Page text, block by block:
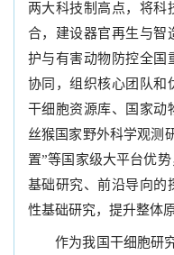
两大科技制高点，将科
合，建设器官再生与智
护与有害动物防控全国
协同，组织核心团队和
干细胞资源库、国家动
丝猴国家野外科学观测
置”等国家级大平台优
基础研究、前沿导向的
性基础研究，提升整体
作为我国干细胞研